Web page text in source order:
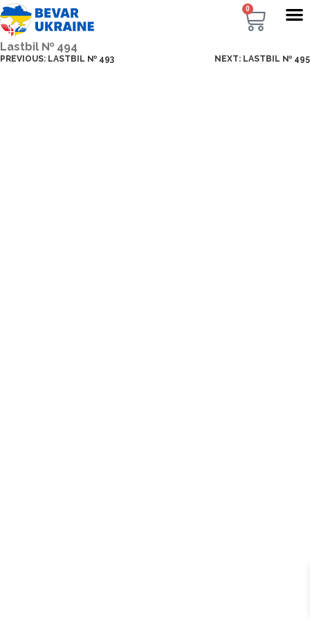
0
Lastbil № 494
PREVIOUS: LASTBIL № 493 NEXT: LASTBIL № 495